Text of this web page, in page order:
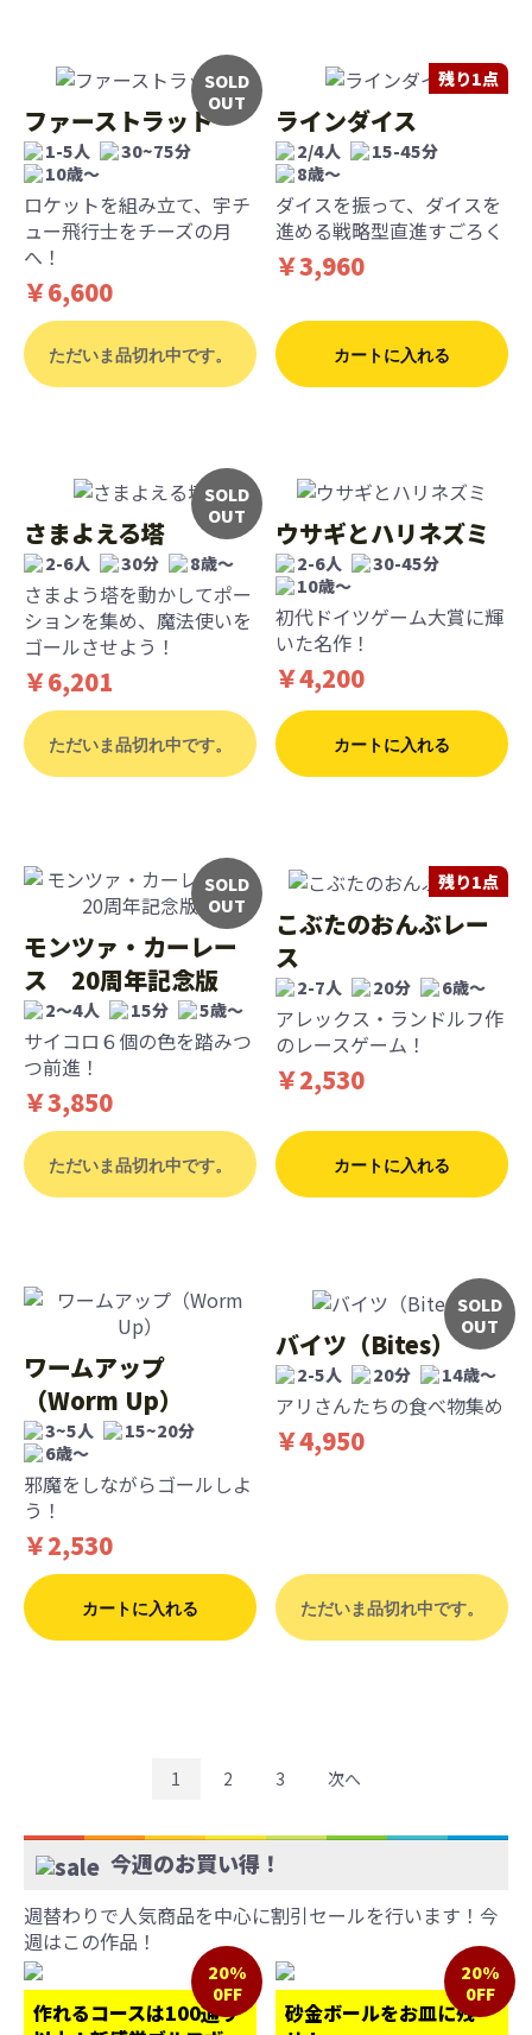
SOLD
OUT
ファーストラット
1-5人
30~75分
10歳〜
ロケットを組み立て、宇チ
ュー飛行士をチーズの月
へ！
￥6,600
ただいま品切れ中です。
残り1点
ラインダイス
2/4人
15-45分
8歳〜
ダイスを振って、ダイスを
進める戦略型直進すごろく
￥3,960
カートに入れる
SOLD
OUT
さまよえる塔
2-6人 30分 8歳〜
さまよう塔を動かしてポー
ションを集め、魔法使いを
ゴールさせよう！
￥6,201
ただいま品切れ中です。
ウサギとハリネズミ
2-6人
30-45分
10歳〜
初代ドイツゲーム大賞に輝
いた名作！
￥4,200
カートに入れる
SOLD
OUT
モンツァ・カーレー
ス 20周年記念版
2～4人 15分 5歳〜
サイコロ６個の色を踏みつ
つ前進！
￥3,850
ただいま品切れ中です。
残り1点
こぶたのおんぶレー
ス
2-7人 20分 6歳〜
アレックス・ランドルフ作
のレースゲーム！
￥2,530
カートに入れる
ワームアップ
（Worm Up）
3~5人
15~20分
6歳〜
邪魔をしながらゴールしよ
う！
￥2,530
カートに入れる
SOLD
OUT
バイツ（Bites）
2-5人 20分 14歳〜
アリさんたちの食べ物集め
￥4,950
ただいま品切れ中です。
1 2 3 次へ
今週のお買い得！
週替わりで人気商品を中心に割引セールを行います！今
週はこの作品！
作れるコースは100通り
20%
0FF
砂金ボールをお皿に残
20%
0FF